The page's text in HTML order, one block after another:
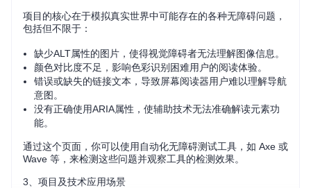
项目的核心在于模拟真实世界中可能存在的各种无障碍问题，
包括但不限于：
缺少ALT属性的图片，使得视觉障碍者无法理解图像信息。
颜色对比度不足，影响色彩识别困难用户的阅读体验。
错误或缺失的链接文本，导致屏幕阅读器用户难以理解导航
意图。
没有正确使用ARIA属性，使辅助技术无法准确解读元素功
能。
通过这个页面，你可以使用自动化无障碍测试工具，如 Axe 或
Wave 等，来检测这些问题并观察工具的检测效果。
3、项目及技术应用场景